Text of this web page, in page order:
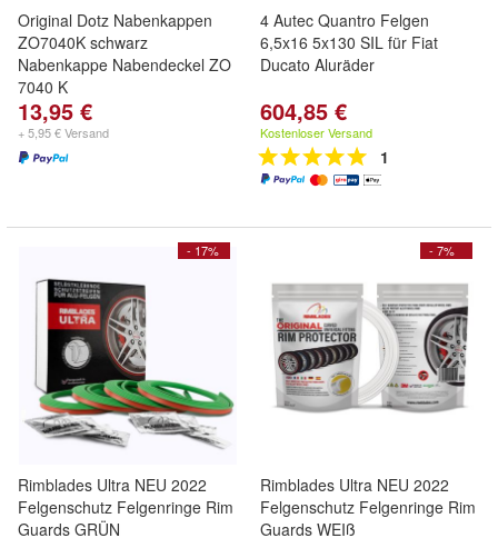
Original Dotz Nabenkappen
ZO7040K schwarz
Nabenkappe Nabendeckel ZO
7040 K
13,95 €
+ 5,95 € Versand
4 Autec Quantro Felgen
6,5x16 5x130 SIL für Fiat
Ducato Aluräder
604,85 €
Kostenloser Versand
1
- 17%
Rimblades Ultra NEU 2022
Felgenschutz Felgenringe Rim
Guards GRÜN
- 7%
Rimblades Ultra NEU 2022
Felgenschutz Felgenringe Rim
Guards WEIß